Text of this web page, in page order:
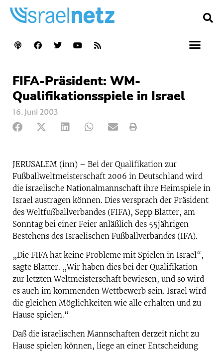
FIFA-Präsident: WM-
Qualifikationsspiele in Israel
16. Juni 2003
JERUSALEM (inn) – Bei der Qualifikation zur
Fußballweltmeisterschaft 2006 in Deutschland wird
die israelische Nationalmannschaft ihre Heimspiele in
Israel austragen können. Dies versprach der Präsident
des Weltfußballverbandes (FIFA), Sepp Blatter, am
Sonntag bei einer Feier anläßlich des 55jährigen
Bestehens des Israelischen Fußballverbandes (IFA).
„Die FIFA hat keine Probleme mit Spielen in Israel“,
sagte Blatter. „Wir haben dies bei der Qualifikation
zur letzten Weltmeisterschaft bewiesen, und so wird
es auch im kommenden Wettbewerb sein. Israel wird
die gleichen Möglichkeiten wie alle erhalten und zu
Hause spielen.“
Daß die israelischen Mannschaften derzeit nicht zu
Hause spielen können, liege an einer Entscheidung